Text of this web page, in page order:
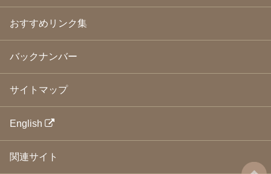
2008年9月(24)
2008年8月(24)
2008年5月(21)
(24)
2008年2月 (21)
2008年1月(23)
2007年12月
2007年9月
2007年8月(26)
おすすめリンク集
バックナンバー
サイトマップ
English
関連サイト